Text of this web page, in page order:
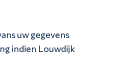
uw gegevens
indien Louwdijk